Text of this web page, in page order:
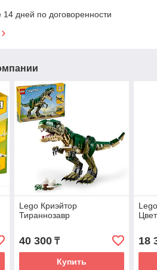
14 дней по договоренности
Lego Криэйтор
Тираннозавр
40 300₸
Купить
18